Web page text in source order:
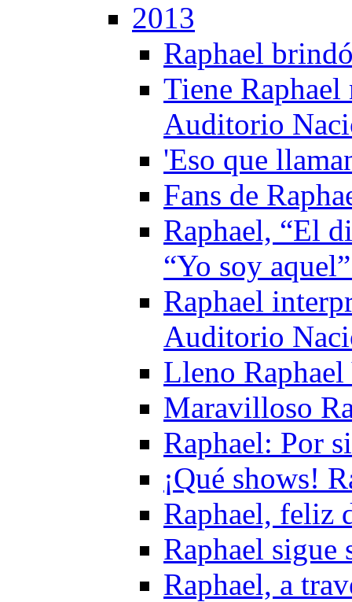
2013
Raphael
Tiene
Auditorio
'Eso que
Fans de
Raphael, “El
“Yo soy
Raphael
Auditorio
Lleno
Maravilloso
Raphael: Por
¡Qué shows!
Raphael, feliz
Raphael sigue
Raphael, a